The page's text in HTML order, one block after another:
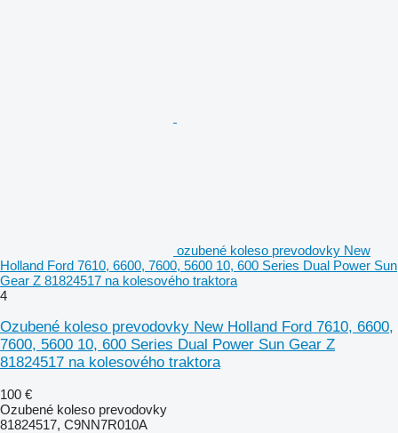
ozubené koleso prevodovky New
Holland Ford 7610, 6600, 7600, 5600 10, 600 Series Dual Power Sun
Gear Z 81824517 na kolesového traktora
4
Ozubené koleso prevodovky New Holland Ford 7610, 6600,
7600, 5600 10, 600 Series Dual Power Sun Gear Z
81824517 na kolesového traktora
100 €
Ozubené koleso prevodovky
81824517, C9NN7R010A